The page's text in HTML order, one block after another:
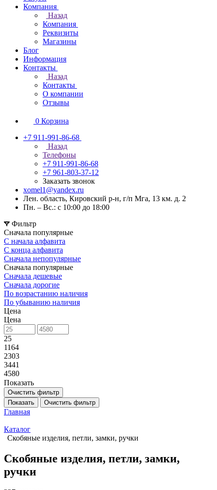
Компания
Назад
Компания
Реквизиты
Магазины
Блог
Информация
Контакты
Назад
Контакты
О компании
Отзывы
0 Корзина
+7 911-991-86-68
Назад
Телефоны
+7 911-991-86-68
+7 961-803-37-12
Заказать звонок
xomel1@yandex.ru
Лен. область, Кировский р-н, г/п Мга, 13 км. д. 2
Пн. – Вс.: с 10:00 до 18:00
Фильтр
Сначала популярные
С начала алфавита
С конца алфавита
Сначала непопулярные
Сначала популярные
Сначала дешевые
Сначала дорогие
По возрастанию наличия
По убыванию наличия
Цена
Цена
25
1164
2303
3441
4580
Показать
Очистить фильтр
Показать
Очистить фильтр
Главная
Каталог
Скобяные изделия, петли, замки, ручки
Скобяные изделия, петли, замки,
ручки